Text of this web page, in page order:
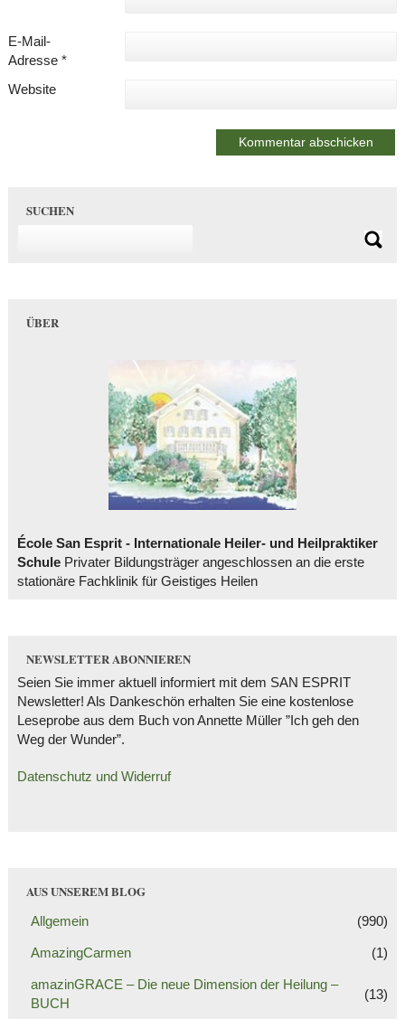
E-Mail-
Adresse *
Website
SUCHEN
ÜBER
École San Esprit - Internationale Heiler- und Heilpraktiker
SchulePrivater Bildungsträger angeschlossen an die erste
stationäre Fachklinik für Geistiges Heilen
NEWSLETTER ABONNIEREN
Seien Sie immer aktuell informiert mit dem SAN ESPRIT
Newsletter! Als Dankeschön erhalten Sie eine kostenlose
Leseprobe aus dem Buch von Annette Müller ”Ich geh den
Weg der Wunder”.
Datenschutz und Widerruf
AUS UNSEREM BLOG
Allgemein (990)
AmazingCarmen (1)
amazinGRACE – Die neue Dimension der Heilung –
BUCH
(13)